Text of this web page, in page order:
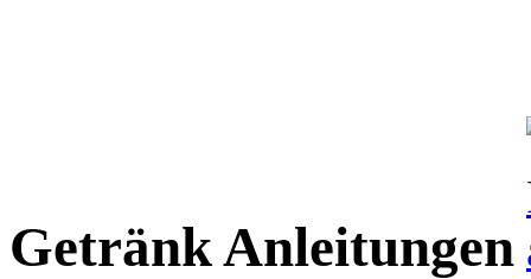
Getränk Anleitungen